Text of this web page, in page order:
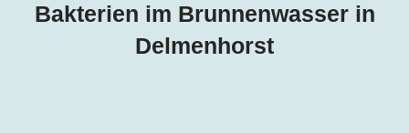
Bakterien im Brunnenwasser in
Delmenhorst